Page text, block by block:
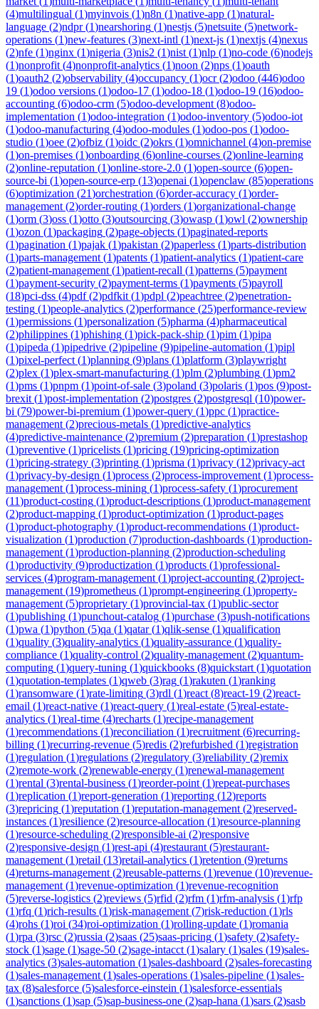
(4)multilingual (1)myinvois (1)n8n (1)native-app (1)natural-
language (2)ndpr(1)nearshoring (1)nestjs (5)netsuite (5)network-
operations (1)new-features (3)next-intl (1)next-js (1)nextjs (4)nexus
(2)nfe (1)nginx (1)nigeria (3)nis2 (1)nist (1)nlp (1)no-code (6)nodejs
(1)nonprofit (4)nonprofit-analytics (1)noon (2)nps (1)oauth
(1)oauth2 (2)observability (4)occupancy (1)ocr(2)odoo (446)odoo
19 (1)odoo versions (1)odoo-17 (1)odoo-18 (1)odoo-19 (16)odoo-
accounting (6)odoo-crm (5)odoo-development (8)odoo-
implementation (1)odoo-integration (1)odoo-inventory (5)odoo-iot
(1)odoo-manufacturing (4)odoo-modules (1)odoo-pos (1)odoo-
studio (1)oee (2)ofbiz (1)oidc (2)okrs (1)omnichannel (4)on-premise
(1)on-premises (1)onboarding (6)online-courses (2)online-learning
(2)online-reputation (1)online-store-2.0 (1)open-source (6)open-
source-bi (1)open-source-erp (13)openai (1)openclaw (85)operations
(6)optimization (21)orchestration (6)order-accuracy (1)order-
management (2)order-routing (1)orders (1)organizational-change
(1)orm (3)oss (1)otto (3)outsourcing (3)owasp (1)owl (2)ownership
(1)ozon (1)packaging (2)page-objects (1)paginated-reports
(1)pagination (1)pajak (1)pakistan (2)paperless (1)parts-distribution
(1)parts-management (1)patents (1)patient-analytics (1)patient-care
(2)patient-management (1)patient-recall (1)patterns (5)payment
(1)payment-security (2)payment-terms (1)payments (5)payroll
(18)pci-dss (4)pdf(2)pdfkit (1)pdpl (2)peachtree (2)penetration-
testing (1)people-analytics (2)performance (25)performance-review
(1)permissions (1)personalization (5)pharma (4)pharmaceutical
(2)philippines (1)phishing (1)pick-pack-ship (1)pim (1)pipa
(1)pipeda (1)pipedrive (2)pipeline (9)pipeline-automation (1)pipl
(1)pixel-perfect (1)planning (9)plans (1)platform (3)playwright
(2)plex (1)plex-smart-manufacturing (1)plm (2)plumbing (1)pm2
(1)pms (1)pnpm (1)point-of-sale (3)poland (3)polaris (1)pos (9)post-
brexit (1)post-implementation (2)postgres (2)postgresql (10)power-
bi (79)power-bi-premium (1)power-query (1)ppc (1)practice-
management (2)precious-metals (1)predictive-analytics
(4)predictive-maintenance (2)premium (2)preparation (1)prestashop
(1)preventive (1)pricelists (1)pricing (19)pricing-optimization
(1)pricing-strategy (3)printing (1)prisma (1)privacy (12)privacy-act
(1)privacy-by-design (1)process (2)process-improvement (1)process-
management (1)process-mining (1)process-safety (1)procurement
(11)product-costing (1)product-descriptions (1)product-management
(2)product-mapping (1)product-optimization (1)product-pages
(1)product-photography (1)product-recommendations (1)product-
visualization (1)production (7)production-dashboards (1)production-
management (1)production-planning (2)production-scheduling
(1)productivity (9)productization (1)products (1)professional-
services (4)program-management (1)project-accounting (2)project-
management (19)prometheus (1)prompt-engineering (1)property-
management (5)proprietary (1)provincial-tax (1)public-sector
(1)publishing (1)punchout-catalog (1)purchase (3)push-notifications
(1)pwa (1)python (5)qa (1)qatar(1)qlik-sense (1)qualification
(1)quality (3)quality-analytics (1)quality-assurance (1)quality-
compliance (1)quality-control (2)quality-management (2)quantum-
computing (1)query-tuning (1)quickbooks (8)quickstart (1)quotation
(1)quotation-templates (1)qweb (3)rag (1)rakuten (1)ranking
(1)ransomware (1)rate-limiting (3)rdl (1)react (8)react-19 (2)react-
email (1)react-native (1)react-query (1)real-estate (5)real-estate-
analytics (1)real-time (4)recharts (1)recipe-management
(1)recommendations (1)reconciliation (1)recruitment (6)recurring-
billing (1)recurring-revenue (5)redis (2)refurbished (1)registration
(1)regulation (1)regulations (2)regulatory (3)reliability (2)remix
(2)remote-work (2)renewable-energy (1)renewal-management
(1)rental (3)rental-business (1)reorder-point (1)repeat-purchases
(1)replication (1)report-generation (1)reporting (12)reports
(3)repricing (1)reputation (1)reputation-management (2)reserved-
instances (1)resilience (2)resource-allocation (1)resource-planning
(1)resource-scheduling (2)responsible-ai (2)responsive
(2)responsive-design (1)rest-api (4)restaurant (5)restaurant-
management (1)retail (13)retail-analytics (1)retention (9)returns
(4)returns-management (2)reusable-patterns (1)revenue (10)revenue-
management (1)revenue-optimization (1)revenue-recognition
(5)reverse-logistics (2)reviews (5)rfid (2)rfm (1)rfm-analysis (1)rfp
(1)rfq (1)rich-results (1)risk-management (7)risk-reduction (1)rls
(4)rohs (1)roi (34)roi-optimization (1)rolling-update (1)romania
(1)rpa (3)rsc (2)russia (2)saas (25)saas-pricing (1)safety (2)safety-
stock (1)sage (1)sage-50 (2)sage-intacct (1)salary (1)sales (19)sales-
analytics (3)sales-automation (1)sales-dashboard (2)sales-forecasting
(1)sales-management (1)sales-operations (1)sales-pipeline (1)sales-
tax (8)salesforce (5)salesforce-einstein (1)salesforce-essentials
(1)sanctions (1)sap (5)sap-business-one (2)sap-hana (1)sars (2)sasb